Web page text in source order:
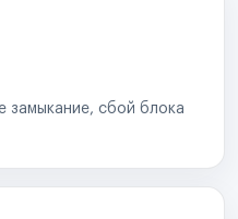
замыкание, сбой блока